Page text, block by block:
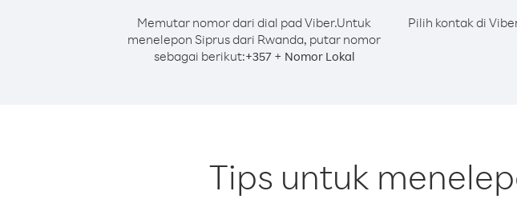
Memutar nomor dari dial pad Viber.Untuk
menelepon Siprus dari Rwanda, putar nomor
sebagai berikut:+357+ Nomor Lokal
Pilih kontak di
Tips untuk